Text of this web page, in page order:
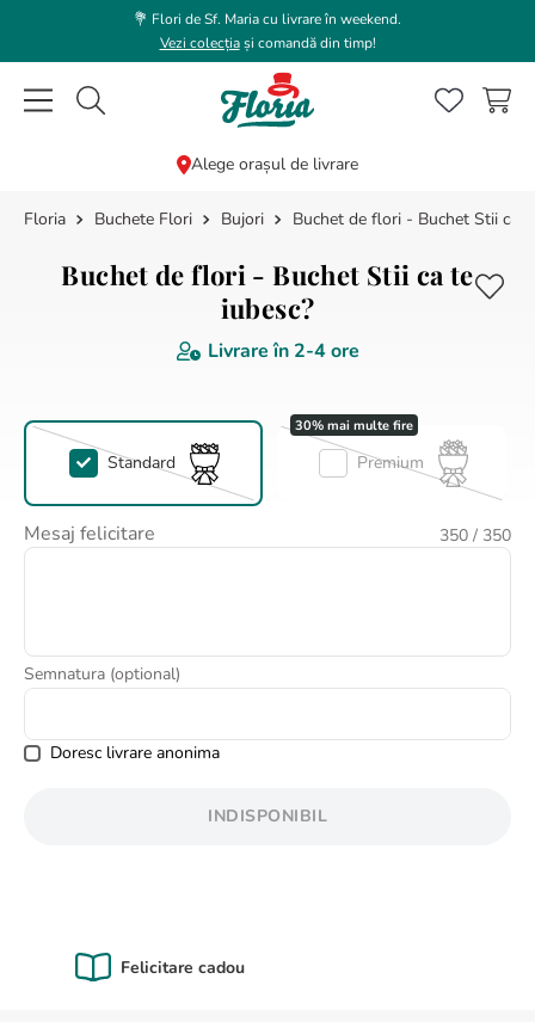
💐 Flori de Sf. Maria cu livrare în weekend.
Vezi colecțiași comandă din timp!
Caută flori, plante, cadouri...
Alege orașul de livrare
Buchete Flori Bujori Buchet de flori - Buchet Stii ca
Buchet de flori - Buchet Stii ca te
iubesc?
Livrare în 2-4 ore
Standard Premium
Mesaj felicitare 350 / 350
Semnatura (optional)
Doresc livrare anonima
INDISPONIBIL
Calitate Garantată
CĂUTĂRI POPULARE
5.
hortensie
buchet trandafiri
7.
trandafiri albi
8.
buchet crini